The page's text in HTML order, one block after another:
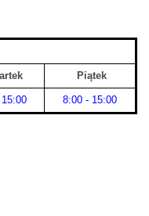
Piątek
8:00 - 15:00